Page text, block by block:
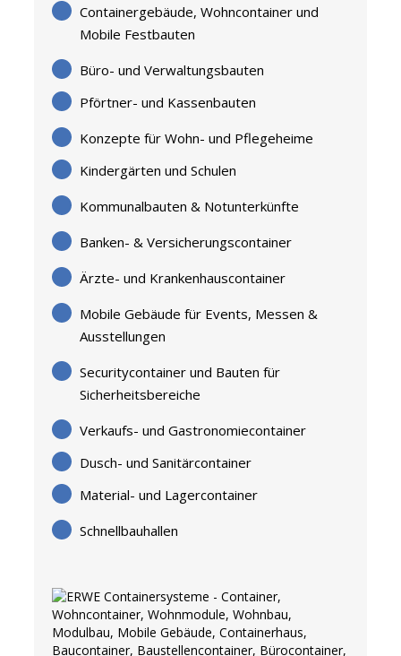
Containergebäude, Wohncontainer und
Mobile Festbauten
Büro- und Verwaltungsbauten
Pförtner- und Kassenbauten
Konzepte für Wohn- und Pflegeheime
Kindergärten und Schulen
Kommunalbauten & Notunterkünfte
Banken- & Versicherungscontainer
Ärzte- und Krankenhauscontainer
Mobile Gebäude für Events, Messen &
Ausstellungen
Securitycontainer und Bauten für
Sicherheitsbereiche
Verkaufs- und Gastronomiecontainer
Dusch- und Sanitärcontainer
Material- und Lagercontainer
Schnellbauhallen